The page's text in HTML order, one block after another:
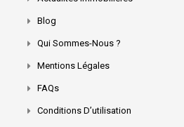
Blog
Qui Sommes-Nous ?
Mentions Légales
FAQs
Conditions D’utilisation